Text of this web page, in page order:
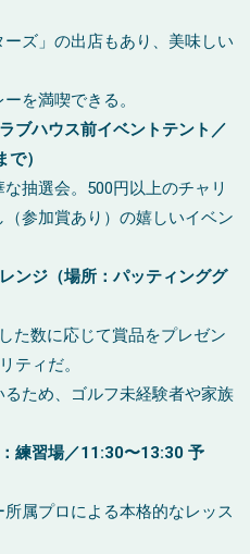
ーズ」の出店もあり、美味しい
を満喫できる。
ブハウス前イベントテント／
）
抽選会。500円以上のチャリ
参加賞あり）の嬉しいイベン
ンジ（場所：パッティンググ
た数に応じて賞品をプレゼン
ティだ。
ため、ゴルフ未経験者や家族
練習場／11:30〜13:30 予
属プロによる本格的なレッス